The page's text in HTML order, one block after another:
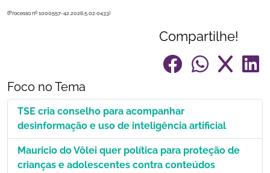
(Processo nº 1000557-42.2026.5.02.0433)
Compartilhe!
Foco no Tema
TSE cria conselho para acompanhar
desinformação e uso de inteligência artificial
Mauricio do Vôlei quer política para proteção de
crianças e adolescentes contra conteúdos